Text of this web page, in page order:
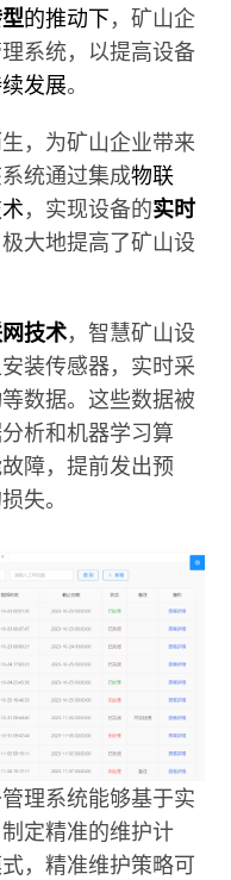
的推动下，矿山企
系统，以提高设备
发展。
，为矿山企业带来
统通过集成物联
，实现设备的实时
极大地提高了矿山设
技术，智慧矿山设
装传感器，实时采
数据。这些数据被
析和机器学习算
障，提前发出预
失。
理系统能够基于实
定精准的维护计
，精准维护策略可